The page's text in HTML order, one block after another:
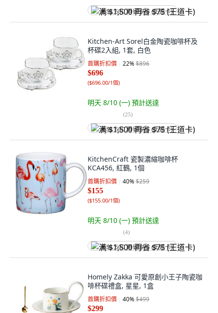
满 $1,500 再省 $75 (王道卡)
Kitchen-Art Sorel白金陶瓷咖啡杯及
杯碟2入組, 1套, 白色
首購折扣價 22%$896
$696
($696.00/1個)
明天 8/10 (一) 預計送達
(25)
满 $1,500 再省 $75 (王道卡)
KitchenCraft 瓷製濃縮咖啡杯
KCA456, 紅鶴, 1個
首購折扣價 40%$259
$155
($155.00/1個)
明天 8/10 (一) 預計送達
(4)
满 $1,500 再省 $75 (王道卡)
Homely Zakka 可愛原創小王子陶瓷咖
啡杯碟禮盒, 星星, 1盒
首購折扣價 40%$499
$299